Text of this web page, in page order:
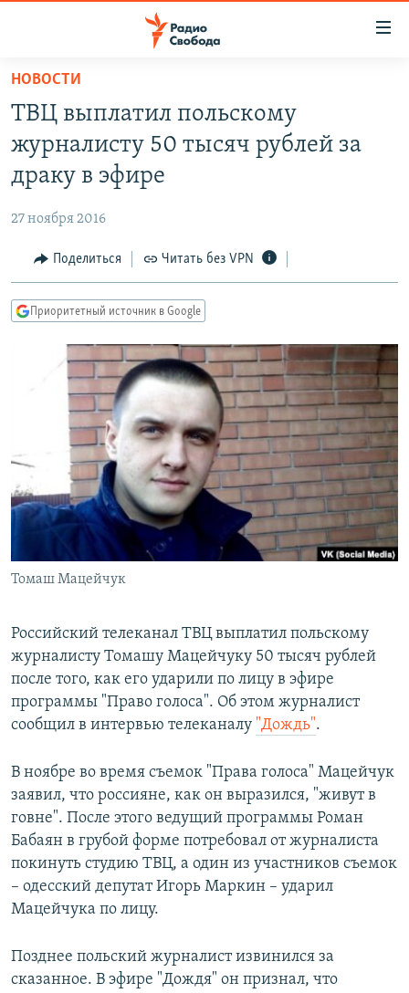
упрощенного
доступа
основному
Вернутся
Вернутся
ПОДКАСТЫ
АВТОРСКИЕ ПРОЕКТЫ
МНЕНИЯ
КУЛЬТУРА
КАВКАЗ.РЕАЛИИ
СЕВЕР.РЕАЛИИ
СИБИРЬ.РЕАЛИИ
РАСПИСАНИЕ ВЕЩАНИЯ
ПОДПИШИТЕСЬ НА РАССЫЛКУ
СОЦИАЛЬНЫЕ СЕТИ
Все сайты РСЕ/РС
НОВОСТИ
ТВЦ выплатил польскому
журналисту 50 тысяч рублей за
драку в эфире
27 ноября 2016
Поделиться Читать без VPN
Приоритетный источник в Google
Томаш Мацейчук
Российский телеканал ТВЦ выплатил польскому
журналисту Томашу Мацейчуку 50 тысяч рублей
после того, как его ударили по лицу в эфире
программы "Право голоса". Об этом журналист
сообщил в интервью телеканалу "Дождь".
В ноябре во время съемок "Права голоса" Мацейчук
заявил, что россияне, как он выразился, "живут в
говне". После этого ведущий программы Роман
Бабаян в грубой форме потребовал от журналиста
покинуть студию ТВЦ, а один из участников съемок
– одесский депутат Игорь Маркин – ударил
Мацейчука по лицу.
Позднее польский журналист извинился за
сказанное. В эфире "Дождя" он признал, что